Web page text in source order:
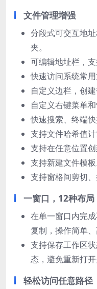
文件管理增强
分段式可交互地
夹。
可编辑地址栏，
快速访问系统常
自定义边栏，创
自定义右键菜单和
快速搜索、终端快
支持文件哈希值计
支持在任意位置创
支持新建文件模板
支持窗格间剪切
一窗口，12种布
在单一窗口内完
复制，操作简单、
支持保存工作区
态，避免重新打开
轻松访问任意路径